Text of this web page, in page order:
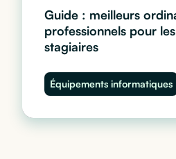
Guide : meilleurs
professionnels pour
stagiaires
Quel ordinateur choisir pour
? Performance, sécurité et
guide complet pour équiper
Équipements informatiques